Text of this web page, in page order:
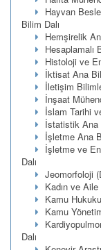
Hayvan
Bilim Dalı
Hemşirelik
Hesaplamalı
Histoloji ve
İktisat Ana
İletişim
İnşaat
İslam Tarihi
İstatistik Ana
İşletme Ana
İşletme ve
Dalı
Jeomorfoloji
Kadın ve Aile
Kamu
Kamu
Dalı